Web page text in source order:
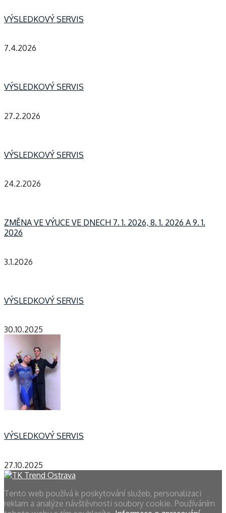
VÝSLEDKOVÝ SERVIS
7.4.2026
VÝSLEDKOVÝ SERVIS
27.2.2026
VÝSLEDKOVÝ SERVIS
24.2.2026
ZMĚNA VE VÝUCE VE DNECH 7. 1. 2026, 8. 1. 2026 A 9. 1.
2026
3.1.2026
VÝSLEDKOVÝ SERVIS
30.10.2025
VÝSLEDKOVÝ SERVIS
27.10.2025
Tento web používá k poskytování služeb, personalizaci
reklam a analýze návštěvnosti soubory cookie. Používáním